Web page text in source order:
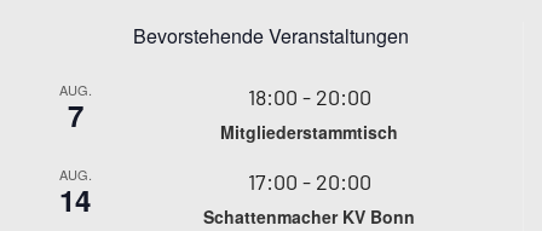
Bevorstehende Veranstaltungen
AUG.
7 18:00 - 20:00
Mitgliederstammtisch
AUG.
14 17:00 - 20:00
Schattenmacher KV Bonn